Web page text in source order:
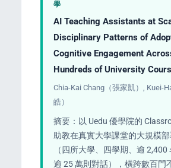
學
AI Teaching Assistants at
Disciplinary Patterns of
Cognitive Engagement
Hundreds of University
Chia-Kai Chang（張家凱）, Kuei-
皓）
摘要：以 Uedu 優學院的
助教在真實大學課堂的大規模
（四所大學、四學期、逾 2,400
逾 25 萬則對話），橫跨數百門